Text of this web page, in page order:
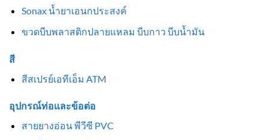
Sonax น้ำยาเอนกประสงค์
ขวดบีบพลาสติกปลายแหลม บีบกาว บีบน้ำมัน
สี
สีสเปรย์เอทีเอ็ม ATM
อุปกรณ์ท่อและข้อต่อ
สายยางอ่อน พีวีซี PVC